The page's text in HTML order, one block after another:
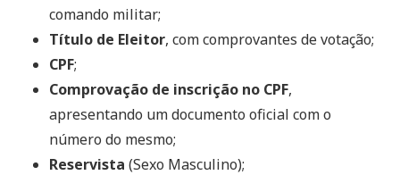
comando militar;
Título de Eleitor, com comprovantes de votação;
CPF;
Comprovação de inscrição no CPF,
apresentando um documento oficial com o
número do mesmo;
Reservista (Sexo Masculino);